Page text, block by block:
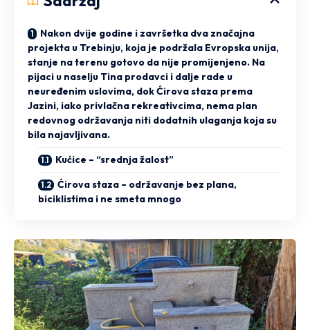
Nakon dvije godine i završetka dva značajna
projekta u Trebinju, koja je podržala Evropska unija,
stanje na terenu gotovo da nije promijenjeno. Na
pijaci u naselju Tina prodavci i dalje rade u
neuređenim uslovima, dok Ćirova staza prema
Jazini, iako privlačna rekreativcima, nema plan
redovnog održavanja niti dodatnih ulaganja koja su
bila najavljivana.
Kućice – “srednja žalost”
Ćirova staza – održavanje bez plana,
biciklistima i ne smeta mnogo